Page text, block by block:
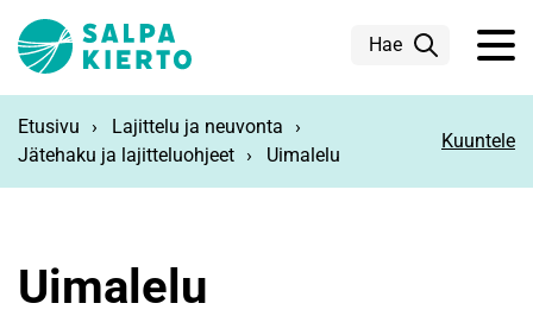
Hae
Etusivu
Lajittelu ja neuvonta
Jätehaku ja lajitteluohjeet
Uimalelu
Kuuntele
Uimalelu